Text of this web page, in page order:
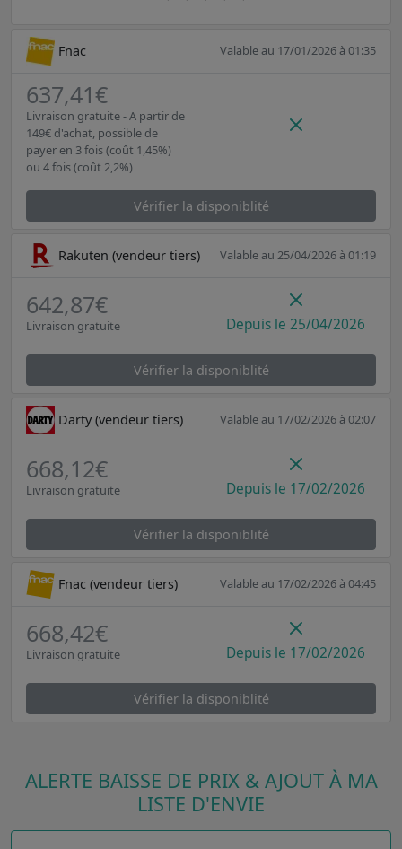
Fnac Valable au 17/01/2026 à 01:35
637,41€
Livraison gratuite - A partir de
149€ d'achat, possible de
payer en 3 fois (coût 1,45%)
ou 4 fois (coût 2,2%)
Vérifier la disponiblité
Rakuten (vendeur tiers) Valable au 25/04/2026 à 01:19
642,87€
Livraison gratuite Depuis le 25/04/2026
Vérifier la disponiblité
Darty (vendeur tiers) Valable au 17/02/2026 à 02:07
668,12€
Livraison gratuite Depuis le 17/02/2026
Vérifier la disponiblité
Fnac (vendeur tiers) Valable au 17/02/2026 à 04:45
668,42€
Livraison gratuite Depuis le 17/02/2026
Vérifier la disponiblité
ALERTE BAISSE DE PRIX & AJOUT À MA
LISTE D'ENVIE